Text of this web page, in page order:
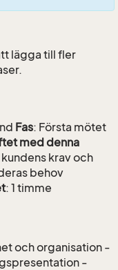
lägga till fler
Fas: Första mötet
med denna
krav och
behov
: 1 timme
och organisation -
-